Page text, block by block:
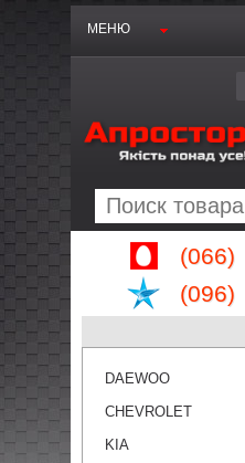
(066)
(096)
МЕНЮ
DAEWOO
CHEVROLET
KIA